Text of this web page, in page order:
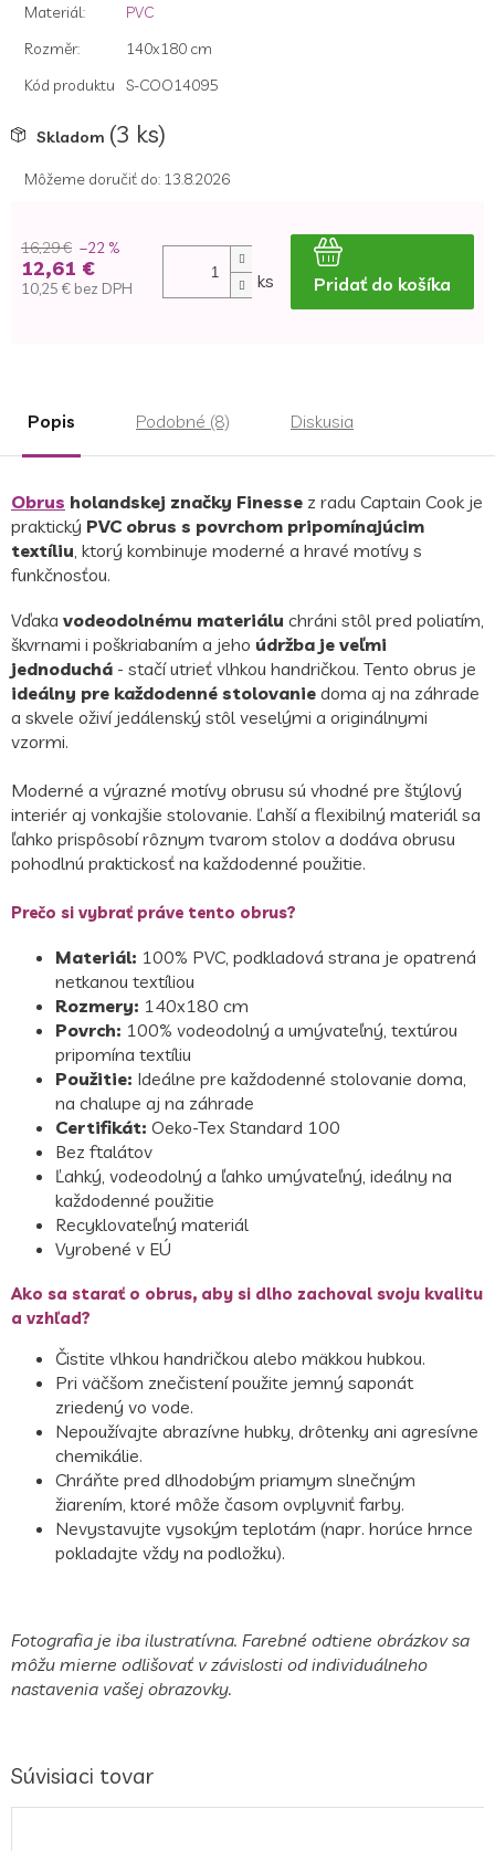
Materiál:
PVC
Rozměr:
140x180 cm
Kód produktu
S-COO14095
Skladom (3 ks)
Môžeme doručiť do: 13.8.2026
16,29 € –22 %
12,61 €
10,25 € bez DPH ks Pridať do košíka
Popis Podobné (8) Diskusia
Obrus ​​holandskej značky Finesse z radu Captain Cook je
praktický PVC obrus s povrchom pripomínajúcim
textíliu , ktorý kombinuje moderné a hravé motívy s
funkčnosťou.
Vďaka vodeodolnému materiálu chráni stôl pred poliatím,
škvrnami i poškriabaním a jeho údržba je veľmi
jednoduchá - stačí utrieť vlhkou handričkou. Tento obrus je
ideálny pre každodenné stolovanie doma aj na záhrade
a skvele oživí jedálenský stôl veselými a originálnymi
vzormi.
Moderné a výrazné motívy obrusu sú vhodné pre štýlový
interiér aj vonkajšie stolovanie. Ľahší a flexibilný materiál sa
ľahko prispôsobí rôznym tvarom stolov a dodáva obrusu
pohodlnú praktickosť na každodenné použitie.
Prečo si vybrať práve tento obrus?
Materiál: 100% PVC, podkladová strana je opatrená
netkanou textíliou
Rozmery: 140x180 cm
Povrch: 100% vodeodolný a umývateľný, textúrou
pripomína textíliu
Použitie: Ideálne pre každodenné stolovanie doma,
na chalupe aj na záhrade
Certifikát: Oeko-Tex Standard 100
Bez ftalátov
Ľahký, vodeodolný a ľahko umývateľný, ideálny na
každodenné použitie
Recyklovateľný materiál
Vyrobené v EÚ
Ako sa starať o obrus, aby si dlho zachoval svoju kvalitu
a vzhľad?
Čistite vlhkou handričkou alebo mäkkou hubkou.
Pri väčšom znečistení použite jemný saponát
zriedený vo vode.
Nepoužívajte abrazívne hubky, drôtenky ani agresívne
chemikálie.
Chráňte pred dlhodobým priamym slnečným
žiarením, ktoré môže časom ovplyvniť farby.
Nevystavujte vysokým teplotám (napr. horúce hrnce
pokladajte vždy na podložku).
Fotografia je iba ilustratívna. Farebné odtiene obrázkov sa
môžu mierne odlišovať v závislosti od individuálneho
nastavenia vašej obrazovky.
Súvisiaci tovar